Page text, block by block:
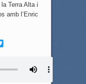
Terra Alta i
amb l’Enric
T